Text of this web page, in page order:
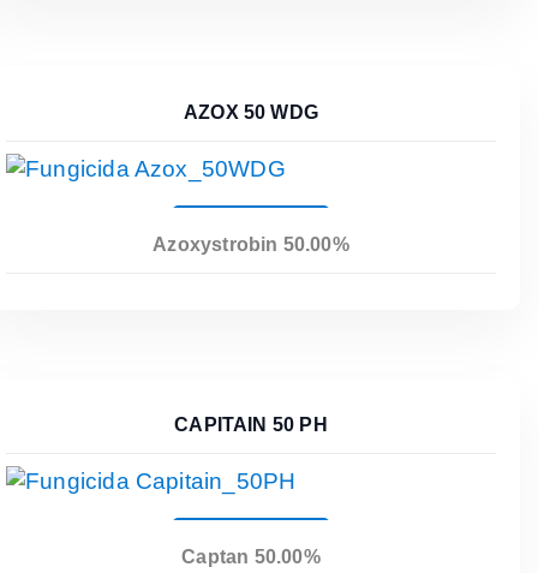
AZOX 50 WDG
Leer Más
Azoxystrobin 50.00%
CAPITAIN 50 PH
Leer Más
Captan 50.00%